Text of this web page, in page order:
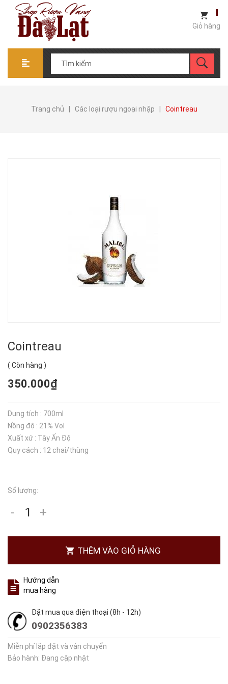
Giỏ hàng
Trang chủ Các loại rượu ngoại nhập Cointreau
Cointreau
( Còn hàng )
350.000₫
Dung tích : 700ml
Nồng độ : 21% Vol
Xuất xứ : Tây Ấn Độ
Quy cách : 12 chai/thùng
Số lượng:
- +
THÊM VÀO GIỎ HÀNG
Hướng dẫn
mua hàng
Đặt mua qua điện thoại (8h - 12h)
0902356383
Miễn phí lắp đặt và vận chuyển
Bảo hành: Đang cập nhật